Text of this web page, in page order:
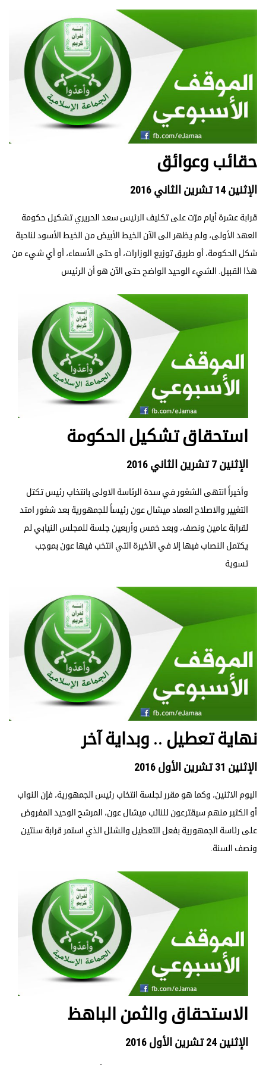
حقائب وعوائق
الإثنين 14 تشرين الثاني 2016
قرابة عشرة أيام مرّت على تكليف الرئيس سعد الحريري تشكيل حكومة
العهد الأولى، ولم يظهر الى الآن الخيط الأبيض من الخيط الأسود لناحية
شكل الحكومة، أو طريق توزيع الوزارات، أو حتى الأسماء، أو أي شيء من
هذا القبيل. الشيء الوحيد الواضح حتى الآن هو أن الرئيس
استحقاق تشكيل الحكومة
الإثنين 7 تشرين الثاني 2016
وأخيراً انتهى الشغور في سدة الرئاسة الاولى بانتخاب رئيس تكتل
التغيير والاصلاح العماد ميشال عون رئيساً للجمهورية بعد شغور امتد
لقرابة عامين ونصف، وبعد خمس وأربعين جلسة للمجلس النيابي لم
يكتمل النصاب فيها إلا في الأخيرة التي انتخب فيها عون بموجب
تسوية
نهاية تعطيل .. وبداية آخر
الإثنين 31 تشرين الأول 2016
اليوم الاثنين، وكما هو مقرر لجلسة انتخاب رئيس الجمهورية، فإن النواب
أو الكثير منهم سيقترعون للنائب ميشال عون، المرشح الوحيد المفروض
على رئاسة الجمهورية بفعل التعطيل والشلل الذي استمر قرابة سنتين
ونصف السنة.
الاستحقاق والثمن الباهظ
الإثنين 24 تشرين الأول 2016